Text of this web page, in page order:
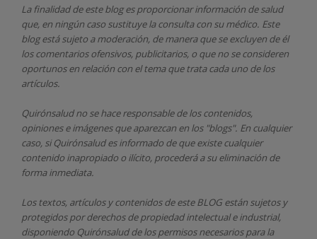
La finalidad de este blog es proporcionar información de salud
que, en ningún caso sustituye la consulta con su médico. Este
blog está sujeto a moderación, de manera que se excluyen de él
los comentarios ofensivos, publicitarios, o que no se consideren
oportunos en relación con el tema que trata cada uno de los
artículos.
Quirónsaludno se hace responsable de los contenidos,
opiniones e imágenes que aparezcan en los "blogs". En cualquier
caso, si Quirónsaludes informado de que existe cualquier
contenido inapropiado o ilícito, procederá a su eliminación de
forma inmediata.
Los textos, artículos y contenidos de este BLOG están sujetos y
protegidos por derechos de propiedad intelectual e industrial,
disponiendo Quirónsaludde los permisos necesarios para la